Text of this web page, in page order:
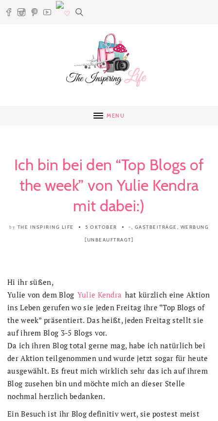
MENU
Ich bin bei den “Top Blogs of
the week” von Yulie Kendra
mit dabei:)
by THE INSPIRING LIFE 5 OKTOBER -, GASTBEITRÄGE , WERBUNG
[UNBEAUFTRAGT]
Hi ihr süßen,
Yulie von dem Blog Yulie Kendra hat kürzlich eine Aktion
ins Leben gerufen wo sie jeden Freitag ihre “Top Blogs of
the week” präsentiert. Das heißt, jeden Freitag stellt sie
auf ihrem Blog 3-5 Blogs vor.
Da ich ihren Blog total gerne mag, habe ich natürlich bei
der Aktion teilgenommen und wurde jetzt sogar für heute
ausgewählt. Es freut mich wirklich sehr das ich auf ihrem
Blog zusehen bin und möchte mich an dieser Stelle
nochmal herzlich bedanken.
Ein Besuch ist ihr Blog definitiv wert, sie postest meist